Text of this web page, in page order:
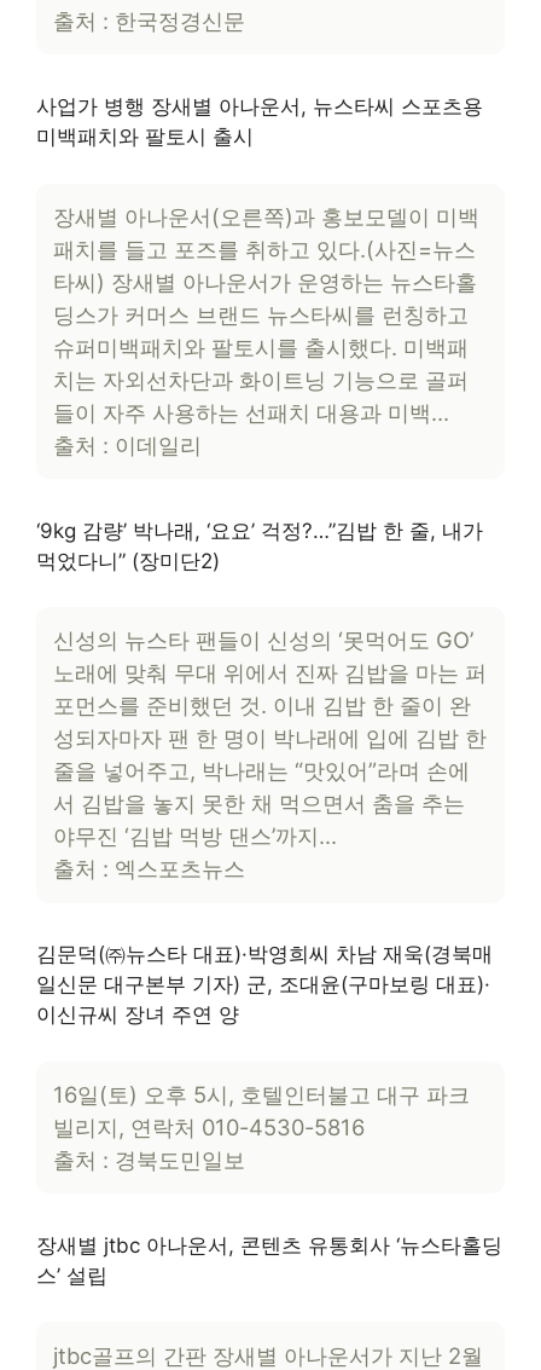
출처 : 한국정경신문
사업가 병행 장새별 아나운서, 뉴스타씨 스포츠용
미백패치와 팔토시 출시
장새별 아나운서(오른쪽)과 홍보모델이 미백
패치를 들고 포즈를 취하고 있다.(사진=뉴스
타씨) 장새별 아나운서가 운영하는 뉴스타홀
딩스가 커머스 브랜드 뉴스타씨를 런칭하고
슈퍼미백패치와 팔토시를 출시했다. 미백패
치는 자외선차단과 화이트닝 기능으로 골퍼
들이 자주 사용하는 선패치 대용과 미백…
출처 : 이데일리
‘9kg 감량’ 박나래, ‘요요’ 걱정?…”김밥 한 줄, 내가
먹었다니” (장미단2)
신성의 뉴스타 팬들이 신성의 ‘못먹어도 GO’
노래에 맞춰 무대 위에서 진짜 김밥을 마는 퍼
포먼스를 준비했던 것. 이내 김밥 한 줄이 완
성되자마자 팬 한 명이 박나래에 입에 김밥 한
줄을 넣어주고, 박나래는 “맛있어”라며 손에
서 김밥을 놓지 못한 채 먹으면서 춤을 추는
야무진 ‘김밥 먹방 댄스’까지…
출처 : 엑스포츠뉴스
김문덕(㈜뉴스타 대표)·박영희씨 차남 재욱(경북매
일신문 대구본부 기자) 군, 조대윤(구마보링 대표)·
이신규씨 장녀 주연 양
16일(토) 오후 5시, 호텔인터불고 대구 파크
빌리지, 연락처 010-4530-5816
출처 : 경북도민일보
장새별 jtbc 아나운서, 콘텐츠 유통회사 ‘뉴스타홀딩
스’ 설립
jtbc골프의 간판 장새별 아나운서가 지난 2월